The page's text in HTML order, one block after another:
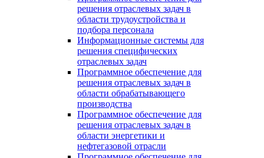
решения отраслевых задач в
области трудоустройства и
подбора персонала
Информационные системы для
решения специфических
отраслевых задач
Программное обеспечение для
решения отраслевых задач в
области обрабатывающего
производства
Программное обеспечение для
решения отраслевых задач в
области энергетики и
нефтегазовой отрасли